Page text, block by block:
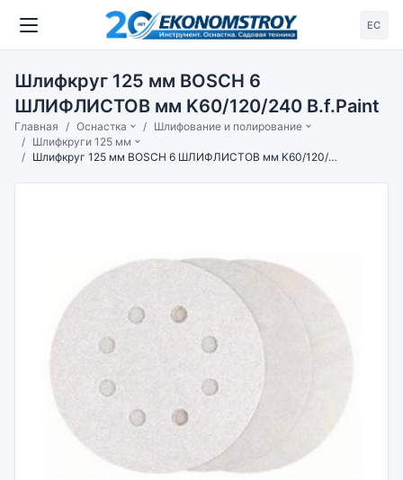
ЕС
Шлифкруг 125 мм BOSCH 6
ШЛИФЛИСТОВ мм K60/120/240 B.f.Paint
Главная Оснастка
Шлифование и полирование
Шлифкруги 125 мм
Шлифкруг 125 мм BOSCH 6 ШЛИФЛИСТОВ мм K60/120/240 B.f.Paint